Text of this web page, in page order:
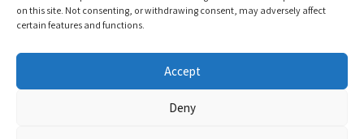
on this site. Not consenting, or withdrawing consent, may adversely affect
certain features and functions.
Accept
Deny
Cookies
Copyright © 2023 |